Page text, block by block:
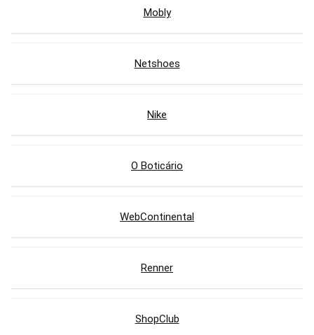
Mobly
Netshoes
Nike
O Boticário
WebContinental
Renner
ShopClub